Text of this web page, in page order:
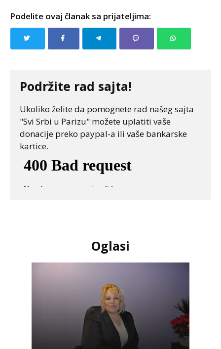
Podelite ovaj članak sa prijateljima:
Podržite rad sajta!
Ukoliko želite da pomognete rad našeg sajta
"Svi Srbi u Parizu" možete uplatiti vaše
donacije preko paypal-a ili vaše bankarske
kartice.
Oglasi